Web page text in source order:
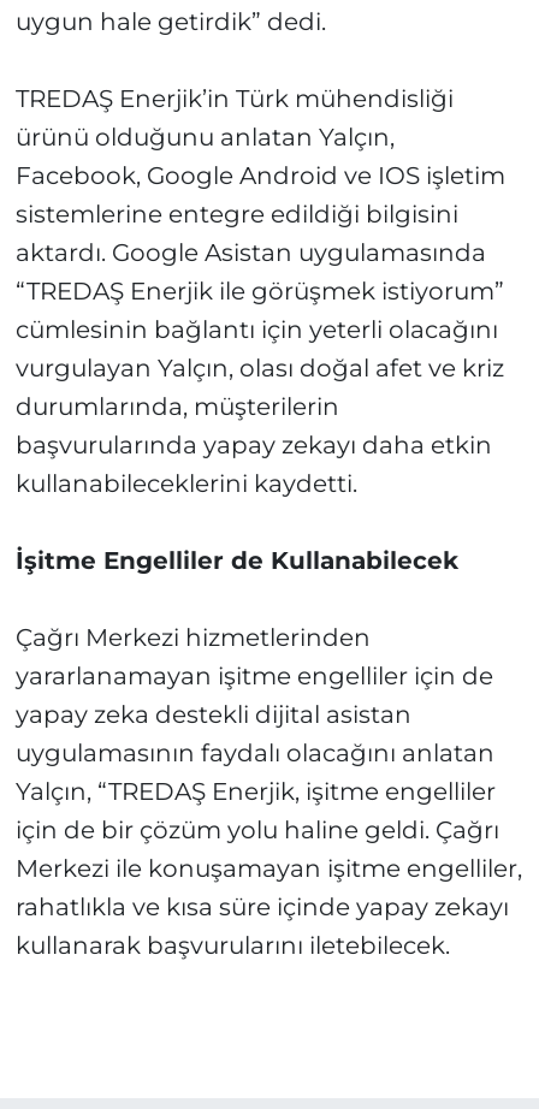
uygun hale getirdik” dedi.
TREDAŞ Enerjik’in Türk mühendisliği
ürünü olduğunu anlatan Yalçın,
Facebook, Google Android ve IOS işletim
sistemlerine entegre edildiği bilgisini
aktardı. Google Asistan uygulamasında
“TREDAŞ Enerjik ile görüşmek istiyorum”
cümlesinin bağlantı için yeterli olacağını
vurgulayan Yalçın, olası doğal afet ve kriz
durumlarında, müşterilerin
başvurularında yapay zekayı daha etkin
kullanabileceklerini kaydetti.
İşitme Engelliler de Kullanabilecek
Çağrı Merkezi hizmetlerinden
yararlanamayan işitme engelliler için de
yapay zeka destekli dijital asistan
uygulamasının faydalı olacağını anlatan
Yalçın, “TREDAŞ Enerjik, işitme engelliler
için de bir çözüm yolu haline geldi. Çağrı
Merkezi ile konuşamayan işitme engelliler,
rahatlıkla ve kısa süre içinde yapay zekayı
kullanarak başvurularını iletebilecek.